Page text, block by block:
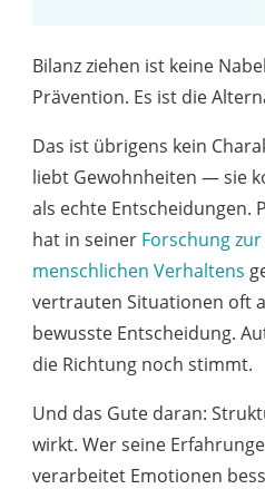
Bilanz ziehen ist keine
Prävention. Es ist die
Das ist übrigens kein
liebt Gewohnheiten — sie
als echte Entscheidungen.
hat in seiner Forschung
menschlichen Verhaltens
vertrauten Situationen oft
bewusste Entscheidung.
die Richtung noch stimmt.
Und das Gute daran:
wirkt. Wer seine
verarbeitet Emotionen